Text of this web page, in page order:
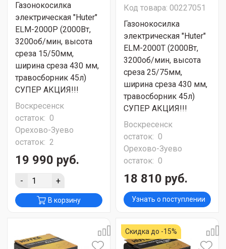
Газонокосилка
электрическая "Huter"
ELM-2000P (2000Вт,
3200об/мин, высота
среза 15/50мм,
ширина среза 430 мм,
травосборник 45л)
СУПЕР АКЦИЯ!!!
Воскресенск
остаток: 0
Орехово-Зуево
остаток: 2
19 990 руб.
- +
В корзину
Код товара: 00227051
Газонокосилка
электрическая "Huter"
ELM-2000T (2000Вт,
3200об/мин, высота
среза 25/75мм,
ширина среза 430 мм,
травосборник 45л)
СУПЕР АКЦИЯ!!!
Воскресенск
остаток: 0
Орехово-Зуево
остаток: 0
18 810 руб.
Узнать о поступлении
Скидка до -15%